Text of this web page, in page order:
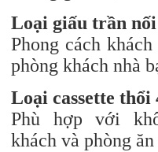
Loại giấu trần nối
Phong cách
phòng khách nhà
Loại cassette thổi
Phù hợp với
khách và phòng